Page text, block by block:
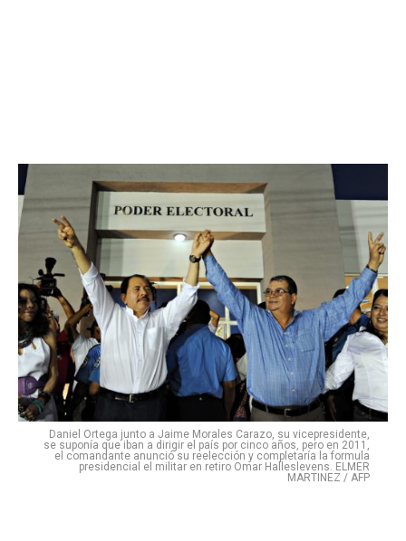
Daniel Ortega junto a Jaime Morales Carazo, su vicepresidente,
se suponía que iban a dirigir el país por cinco años, pero en 2011,
el comandante anunció su reelección y completaría la formula
presidencial el militar en retiro Omar Halleslevens. ELMER
MARTINEZ / AFP